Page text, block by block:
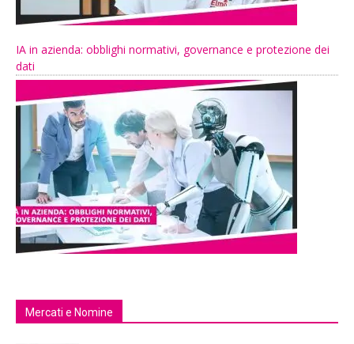
IA in azienda: obblighi normativi, governance e protezione dei
dati
Mercati e Nomine